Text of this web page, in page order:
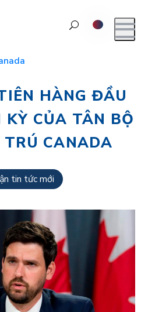
HÀNG ĐẦU
KỲ CỦA TÂN BỘ
CANADA
tin tức mới